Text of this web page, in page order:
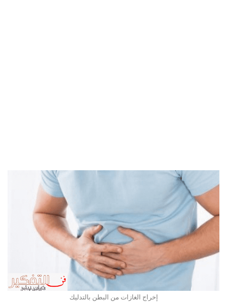
إخراج الغازات من البطن بالتدليك